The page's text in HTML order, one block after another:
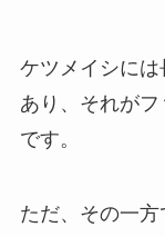
ケツメイシに
あり、それが
です。
ただ、その一